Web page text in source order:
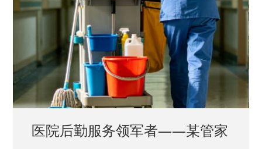
中国兵器工业集团——银光化学